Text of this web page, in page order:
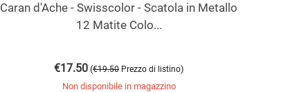
Caran d'Ache - Swisscolor - Scatola in Metallo
12 Matite Colo...
€17.50 (€19.50 Prezzo di listino)
Non disponibile in magazzino